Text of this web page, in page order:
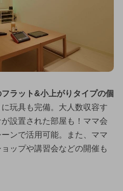
ラット&小上がりタイプの個
玩具も完備。大人数収容す
設置された部屋も！ママ会
ンで活用可能。また、ママ
ップや講習会などの開催も